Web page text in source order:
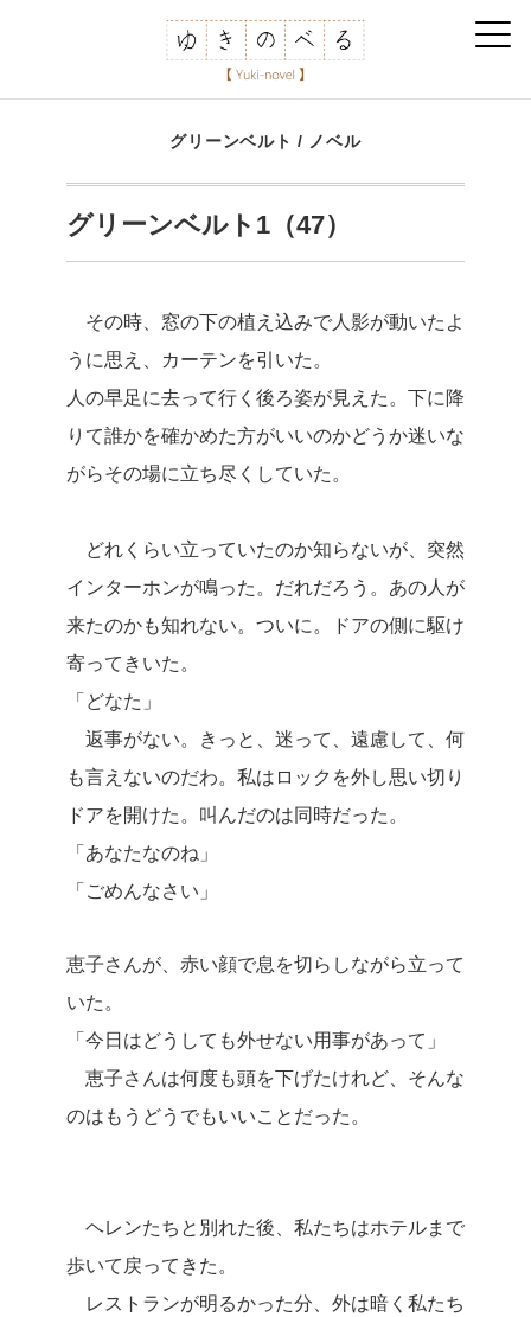
グリーンベルト / ノベル
グリーンベルト1（47）
その時、窓の下の植え込みで人影が動いたよ
うに思え、カーテンを引いた。
人の早足に去って行く後ろ姿が見えた。下に降
りて誰かを確かめた方がいいのかどうか迷いな
がらその場に立ち尽くしていた。
どれくらい立っていたのか知らないが、突然
インターホンが鳴った。だれだろう。あの人が
来たのかも知れない。ついに。ドアの側に駆け
寄ってきいた。
「どなた」
返事がない。きっと、迷って、遠慮して、何
も言えないのだわ。私はロックを外し思い切り
ドアを開けた。叫んだのは同時だった。
「あなたなのね」
「ごめんなさい」
恵子さんが、赤い顔で息を切らしながら立って
いた。
「今日はどうしても外せない用事があって」
恵子さんは何度も頭を下げたけれど、そんな
のはもうどうでもいいことだった。
ヘレンたちと別れた後、私たちはホテルまで
歩いて戻ってきた。
レストランが明るかった分、外は暗く私たち